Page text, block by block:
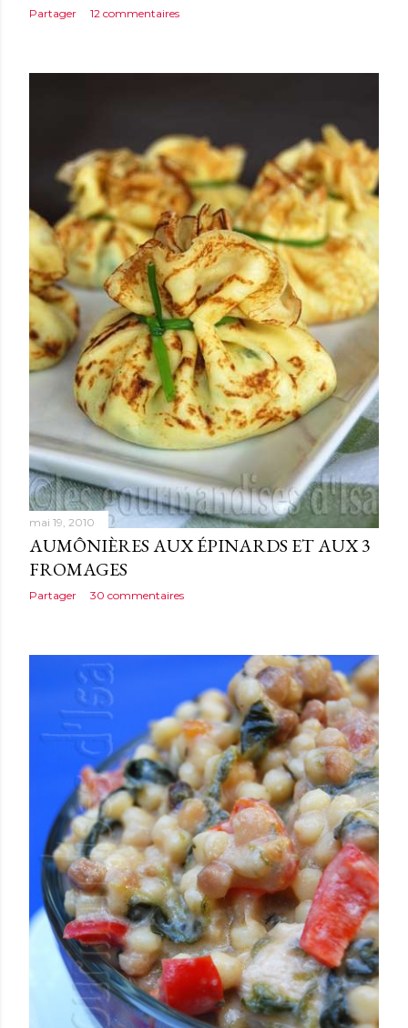
Partager 12 commentaires
mai 19, 2010
AUMÔNIÈRES AUX ÉPINARDS ET AUX 3
FROMAGES
Partager 30 commentaires